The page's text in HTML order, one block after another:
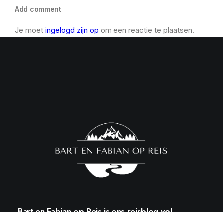
Add comment
Je moet ingelogd zijn op om een reactie te plaatsen.